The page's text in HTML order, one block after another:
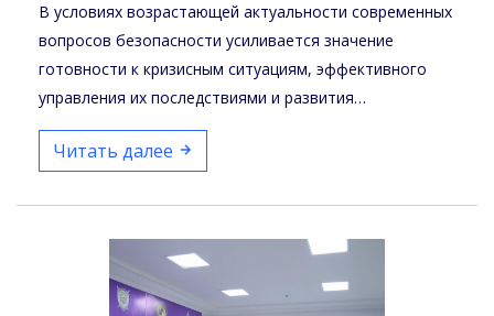
В условиях возрастающей актуальности современных
вопросов безопасности усиливается значение
готовности к кризисным ситуациям, эффективного
управления их последствиями и развития
аналитических…
Читать далее